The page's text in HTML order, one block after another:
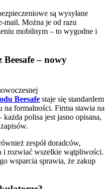
są wysyłane
mail. Można je od razu
mobilnym – to wygodne i
Beesafe – nowy
Beesafe staje się standardem
na formalności. Firma stawia na
każda polisa jest jasno opisana,
zespół doradców,
i rozwiać wszelkie wątpliwości.
wsparcia sprawia, że zakup